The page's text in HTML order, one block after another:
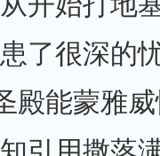
了很深的
殿能蒙雅